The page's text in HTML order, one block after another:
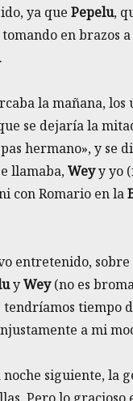
ya quePepelu,
en brazos
la mañana,
se dejaría la
hermano», y
llamaba,Weyy yo
con Romario en la
entretenido,
yWey(no es
tiempo
a mi
siguiente, la